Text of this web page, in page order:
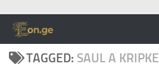
Skip to content
TAGGED: SAUL A KRIPKE